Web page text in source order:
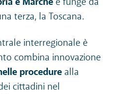
terza, la Toscana.
interregionale è
combina innovazione
procedurealla
cittadini nel